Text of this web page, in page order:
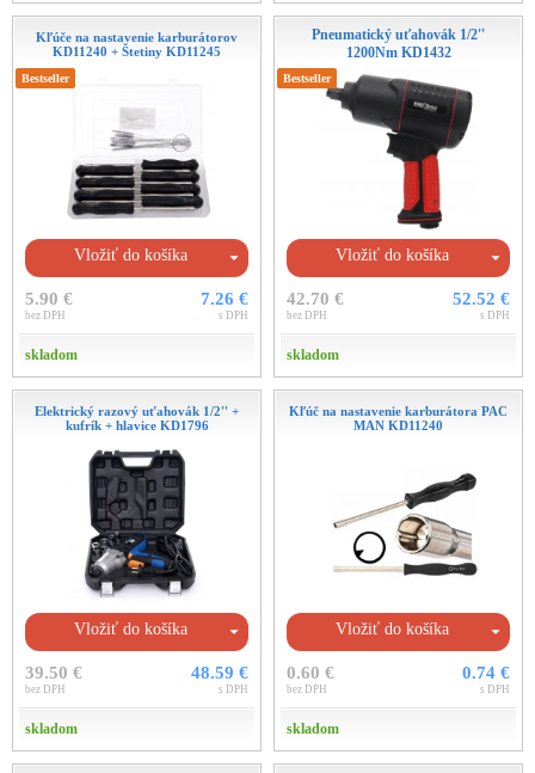
Kľúče na nastavenie karburátorov
KD11240 + Štetiny KD11245
Bestseller
Vložiť do košíka
5.90 €
bez DPH
7.26 €
s DPH
skladom
Pneumatický uťahovák 1/2''
1200Nm KD1432
Bestseller
Vložiť do košíka
42.70 €
bez DPH
52.52 €
s DPH
skladom
Elektrický razový uťahovák 1/2'' +
kufrík + hlavice KD1796
Vložiť do košíka
39.50 €
bez DPH
48.59 €
s DPH
skladom
Kľúč na nastavenie karburátora PAC
MAN KD11240
Vložiť do košíka
0.60 €
bez DPH
0.74 €
s DPH
skladom